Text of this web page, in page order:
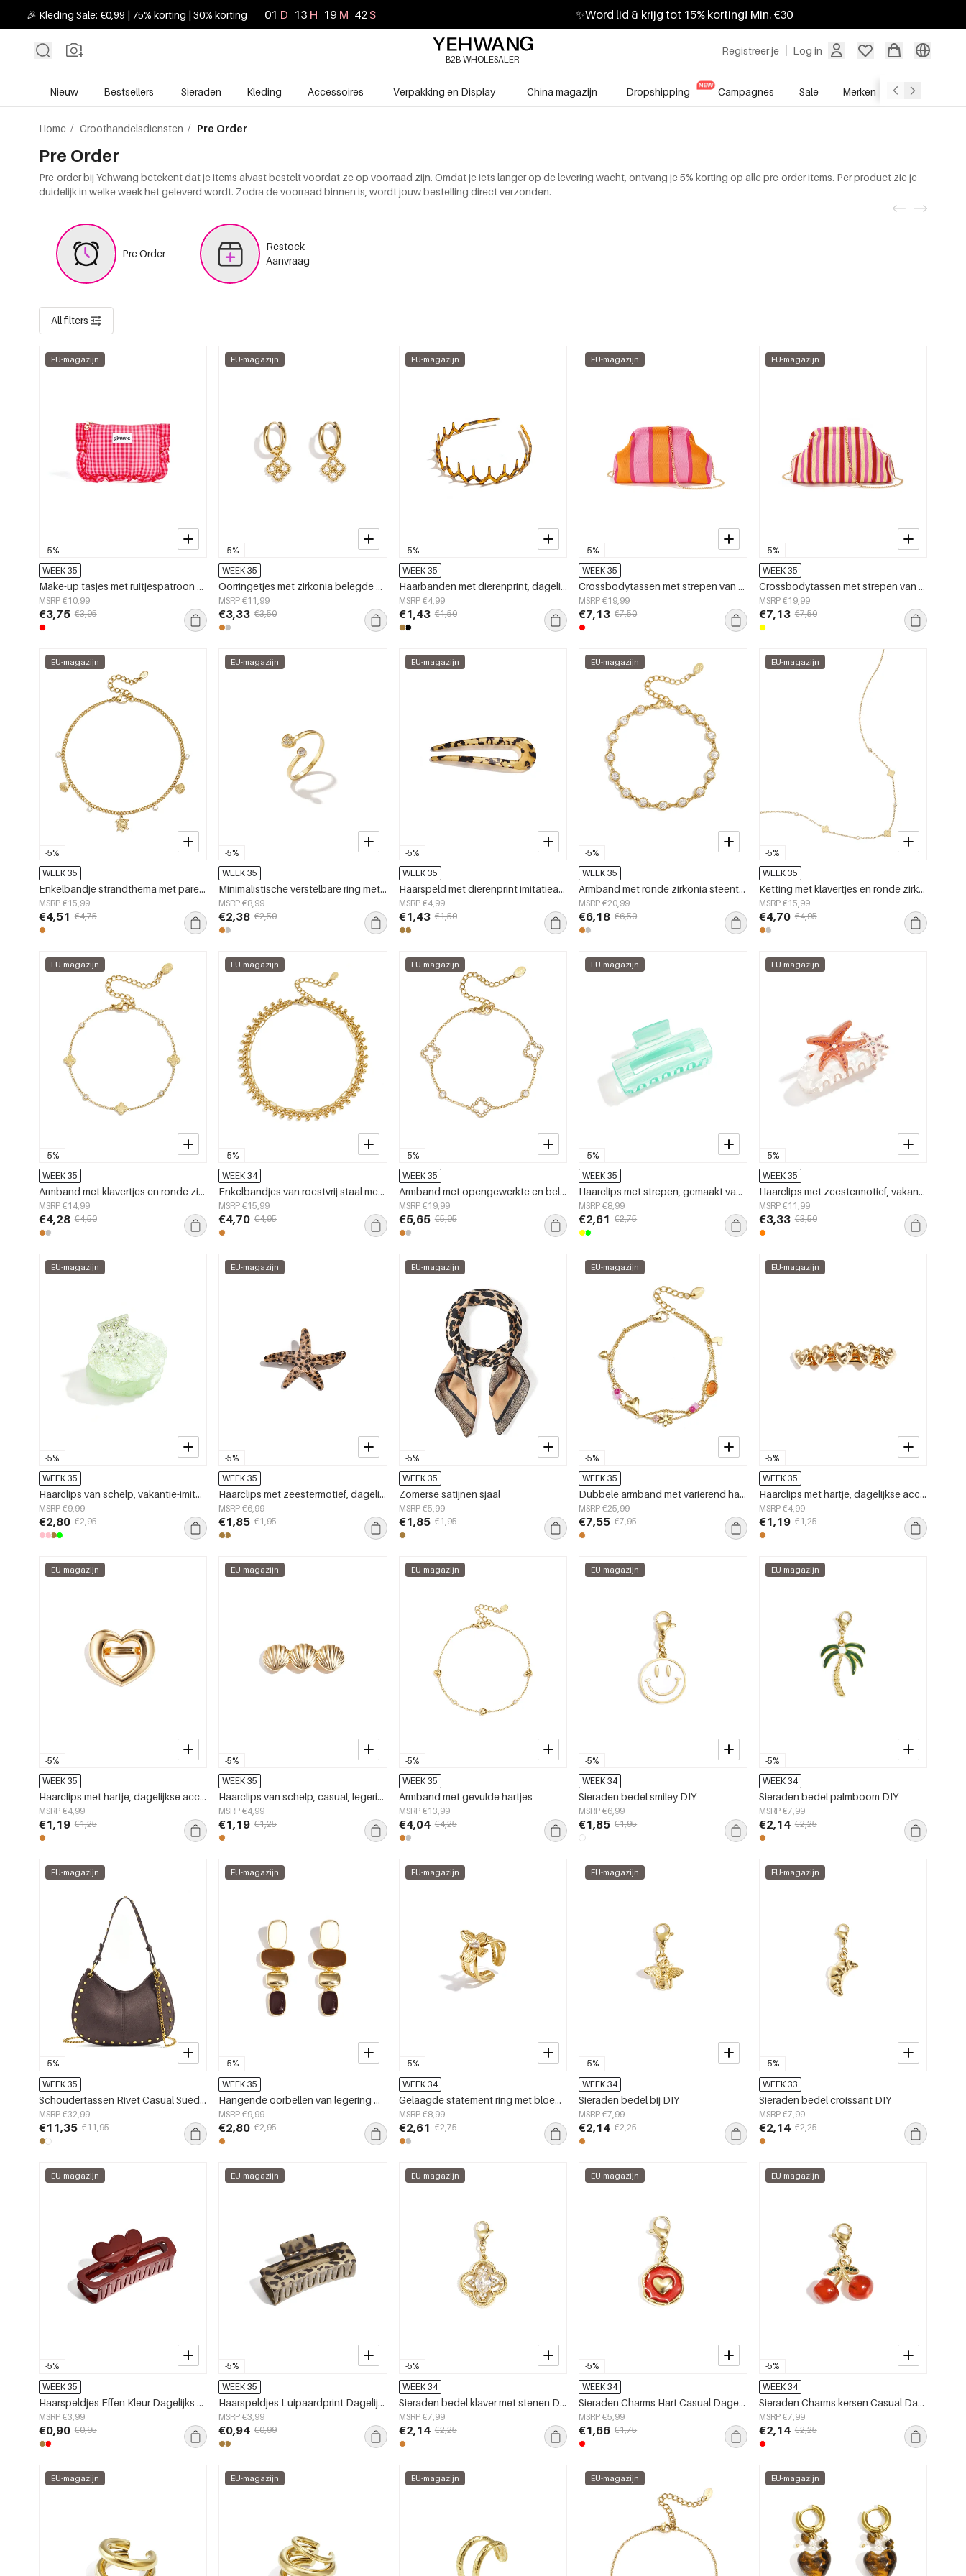
🎉 Kleding Sale: €0,99 | 75% korting | 30% korting 01 D 13 H 19 M 41S ✨Word lid & krijg tot 15% korting! Min. €30
Registreer je Log in
B2B WHOLESALER
Nieuw Bestsellers Sieraden Kleding Accessoires Verpakking en Display China magazijn Dropshipping Campagnes Sale Merken
Home / Groothandelsdiensten / Pre Order
Pre Order
Pre-order bij Yehwang betekent dat je items alvast bestelt voordat ze op voorraad zijn. Omdat je iets langer op de levering wacht, ontvang je 5% korting op alle pre-order items. Per product zie je
duidelijk in welke week het geleverd wordt. Zodra de voorraad binnen is, wordt jouw bestelling direct verzonden.
Pre Order
Restock
Aanvraag
All filters
-5%
EU-magazijn
WEEK 35
Make-up tasjes met ruitjespatroon van zoet polyester, ideaal voor dagelijks gebruik.
MSRP €10,99
€3,75 €3,95
-5%
EU-magazijn
WEEK 35
Oorringetjes met zirkonia belegde klaver charm
MSRP €11,99
€3,33 €3,50
-5%
EU-magazijn
WEEK 35
Haarbanden met dierenprint, dagelijkse buikspieroefeningen, dagelijkse accessoires
MSRP €4,99
€1,43 €1,50
-5%
EU-magazijn
WEEK 35
Crossbodytassen met strepen van polyester. Accessoires.
MSRP €19,99
€7,13 €7,50
-5%
EU-magazijn
WEEK 35
Crossbodytassen met strepen van polyester. Accessoires.
MSRP €19,99
€7,13 €7,50
-5%
EU-magazijn
WEEK 35
Enkelbandje strandthema met pareltjes
MSRP €15,99
€4,51 €4,75
-5%
EU-magazijn
WEEK 35
Minimalistische verstelbare ring met steentjes en hart
MSRP €8,99
€2,38 €2,50
-5%
EU-magazijn
WEEK 35
Haarspeld met dierenprint imitatieacetaat dagelijkse accessoires
MSRP €4,99
€1,43 €1,50
-5%
EU-magazijn
WEEK 35
Armband met ronde zirkonia steentjes
MSRP €20,99
€6,18 €6,50
-5%
EU-magazijn
WEEK 35
Ketting met klavertjes en ronde zirkonia steentjes
MSRP €15,99
€4,70 €4,95
-5%
EU-magazijn
WEEK 35
Armband met klavertjes en ronde zirkonia steentjes
MSRP €14,99
€4,28 €4,50
-5%
EU-magazijn
WEEK 34
Enkelbandjes van roestvrij staal met schakelketting, casual en eenvoudig, voor dagelijks gebruik, damessieraden.
MSRP €15,99
€4,70 €4,95
-5%
EU-magazijn
WEEK 35
Armband met opengewerkte en belegde klavers en steentjes
MSRP €19,99
€5,65 €5,95
-5%
EU-magazijn
WEEK 35
Haarclips met strepen, gemaakt van imitatieacetaat, geschikt voor dagelijks gebruik.
MSRP €8,99
€2,61 €2,75
-5%
EU-magazijn
WEEK 35
Haarclips met zeestermotief, vakantie-imitatie, acetaat, dagelijkse accessoires
MSRP €11,99
€3,33 €3,50
-5%
EU-magazijn
WEEK 35
Haarclips van schelp, vakantie-imitatie, acetaat, dagelijkse accessoires
MSRP €9,99
€2,80 €2,95
-5%
EU-magazijn
WEEK 35
Haarclips met zeestermotief, dagelijkse accessoires van imitatieacetaat.
MSRP €6,99
€1,85 €1,95
-5%
EU-magazijn
WEEK 35
Zomerse satijnen sjaal
MSRP €5,99
€1,85 €1,95
-5%
EU-magazijn
WEEK 35
Dubbele armband met variërend hangers, kralen en steentjes
MSRP €25,99
€7,55 €7,95
-5%
EU-magazijn
WEEK 35
Haarclips met hartje, dagelijkse accessoires van legering
MSRP €4,99
€1,19 €1,25
-5%
EU-magazijn
WEEK 35
Haarclips met hartje, dagelijkse accessoires van legering
MSRP €4,99
€1,19 €1,25
-5%
EU-magazijn
WEEK 35
Haarclips van schelp, casual, legering, dagelijkse accessoires
MSRP €4,99
€1,19 €1,25
-5%
EU-magazijn
WEEK 35
Armband met gevulde hartjes
MSRP €13,99
€4,04 €4,25
-5%
EU-magazijn
WEEK 34
Sieraden bedel smiley DIY
MSRP €6,99
€1,85 €1,95
-5%
EU-magazijn
WEEK 34
Sieraden bedel palmboom DIY
MSRP €7,99
€2,14 €2,25
-5%
EU-magazijn
WEEK 35
Schoudertassen Rivet Casual Suède Dagelijkse Accessoires
MSRP €32,99
€11,35 €11,95
-5%
EU-magazijn
WEEK 35
Hangende oorbellen van legering met onregelmatige vorm, klassieke dagelijkse collectie, damessieraden
MSRP €9,99
€2,80 €2,95
-5%
EU-magazijn
WEEK 34
Gelaagde statement ring met bloem en steen
MSRP €8,99
€2,61 €2,75
-5%
EU-magazijn
WEEK 34
Sieraden bedel bij DIY
MSRP €7,99
€2,14 €2,25
-5%
EU-magazijn
WEEK 33
Sieraden bedel croissant DIY
MSRP €7,99
€2,14 €2,25
-5%
EU-magazijn
WEEK 35
Haarspeldjes Effen Kleur Dagelijks Plastic Dagelijkse Accessoires
MSRP €3,99
€0,90 €0,95
-5%
EU-magazijn
WEEK 35
Haarspeldjes Luipaardprint Dagelijks Plastic Dagelijkse Accessoires
MSRP €3,99
€0,94 €0,99
-5%
EU-magazijn
WEEK 34
Sieraden bedel klaver met stenen DIY
MSRP €7,99
€2,14 €2,25
-5%
EU-magazijn
WEEK 34
Sieraden Charms Hart Casual Dagelijks Eenvoudig Serie Dames sieraden
MSRP €5,99
€1,66 €1,75
-5%
EU-magazijn
WEEK 34
Sieraden Charms kersen Casual Dagelijks Eenvoudig Serie Dames sieraden
MSRP €7,99
€2,14 €2,25
EU-magazijn EU-magazijn EU-magazijn EU-magazijn EU-magazijn